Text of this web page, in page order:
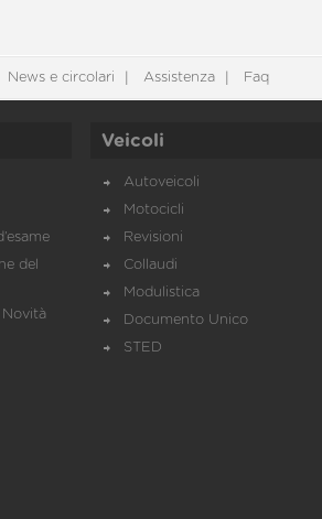
News e circolari Assistenza Faq
del
Novità
Veicoli
Autoveicoli
Motocicli
Revisioni
Collaudi
Modulistica
Documento Unico
STED